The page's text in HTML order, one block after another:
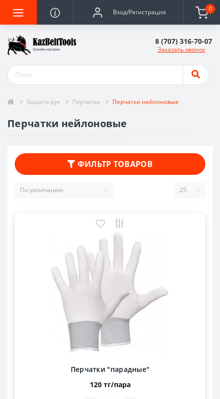
Вход/Регистрация 0
8 (707) 316-70-07
Заказать звонок
Защита рук Перчатки Перчатки нейлоновые
Перчатки нейлоновые
ФИЛЬТР ТОВАРОВ
Перчатки "парадные"
120 тг/пара